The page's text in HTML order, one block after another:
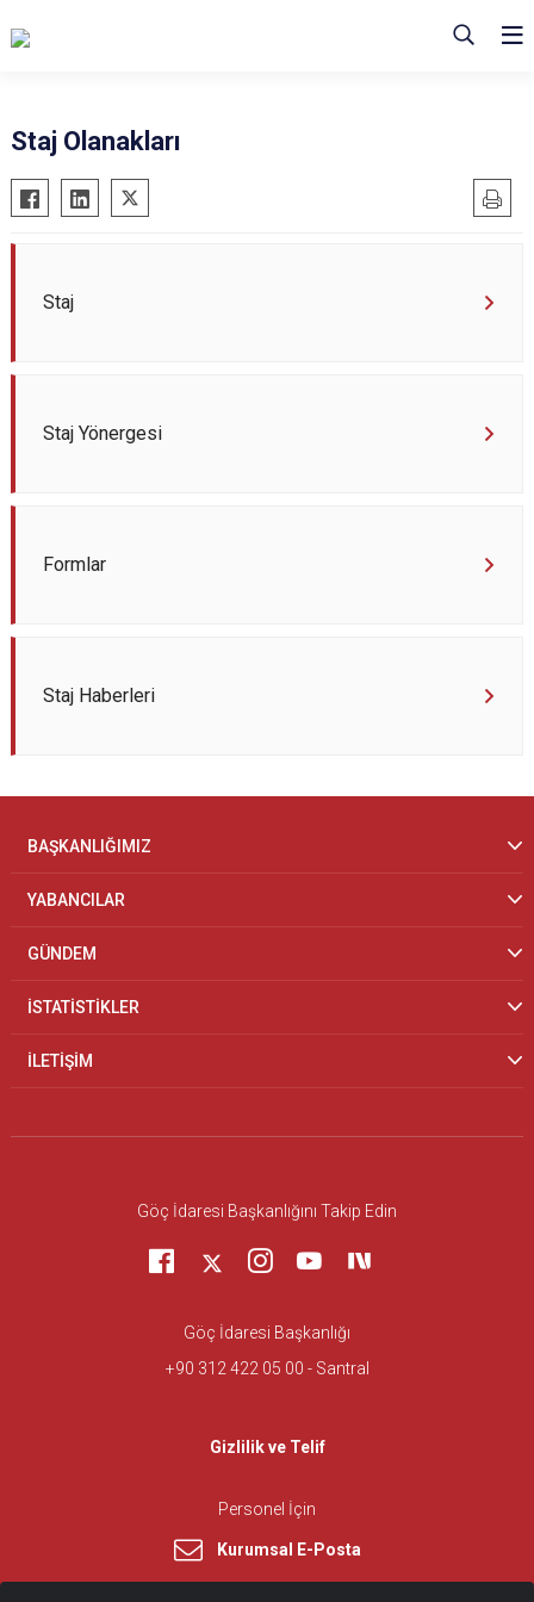
Staj Olanakları
Staj
Staj Yönergesi
Formlar
Staj Haberleri
BAŞKANLIĞIMIZ
YABANCILAR
GÜNDEM
İSTATİSTİKLER
İLETİŞİM
Göç İdaresi Başkanlığını Takip Edin
Göç İdaresi Başkanlığı
+90 312 422 05 00 - Santral
Gizlilik ve Telif
Personel İçin
Kurumsal E-Posta